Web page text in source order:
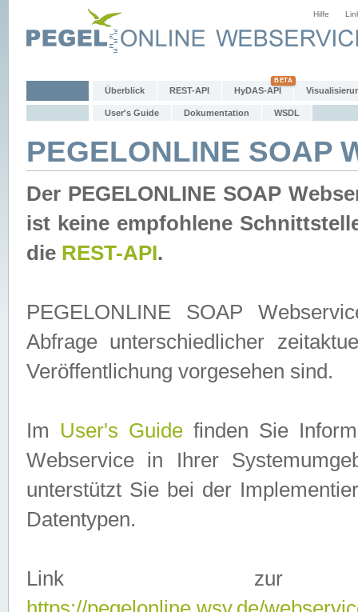
Hilfe
Überblick REST-API HyDAS-API
User's Guide Dokumentation WSDL
PEGELONLINE SOAP
Der PEGELONLINE SOAP
ist keine empfohlene
die REST-API.
PEGELONLINE SOAP
Abfrage unterschiedlicher
Veröffentlichung vorgesehen sind.
Im User's Guidefinden Sie
Webservice in Ihrer
unterstützt Sie bei der
Datentypen.
Link zur